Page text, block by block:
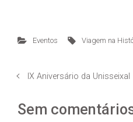
Eventos Viagem na
IX Aniversário da Unisseixal
Sem